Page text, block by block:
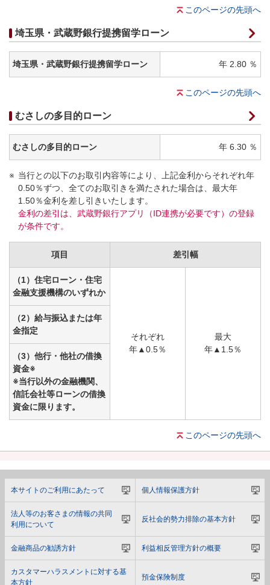
このページの先頭へ
埼玉県・武蔵野銀行提携留学ローン
埼玉県・武蔵野銀行提携留学ローン 年 2.80 ％
このページの先頭へ
むさしの多目的ローン
むさしの多目的ローン 年 6.30 ％
当行との以下のお取引内容等により、上記金利からそれぞれ年
0.50％ずつ、全てのお取引きを満たされた場合は、最大年
1.50％金利を差し引きいたします。
金利の差引は、武蔵野銀行アプリ（ID連携が必要です）の登録
が条件です。
項目 差引幅
（1）住宅ローン・住宅
金融支援機構のいずれか
それぞれ
年▲0.5％
最大
年▲1.5％
（2）給与振込または年
金指定
（3）他行・他社の借換
資金※
※当行以外の金融機関、
信託会社等ローンの借換
資金に限ります。
このページの先頭へ
本サイトのご利用にあたって 個人情報保護方針
法人等のお客さまの情報の共同
利用について
反社会的勢力排除の基本方針
金融商品の勧誘方針 利益相反管理方針の概要
カスタマーハラスメントに対する基
本方針
預金保険制度